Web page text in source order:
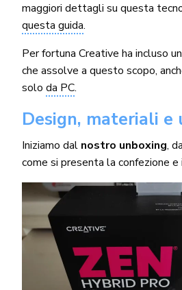
maggiori dettagli su questa
questa guida.
Per fortuna Creative ha incluso
che assolve a questo scopo,
solo da PC.
Design, materiali e
Iniziamo dal nostro unboxing,
come si presenta la confezione